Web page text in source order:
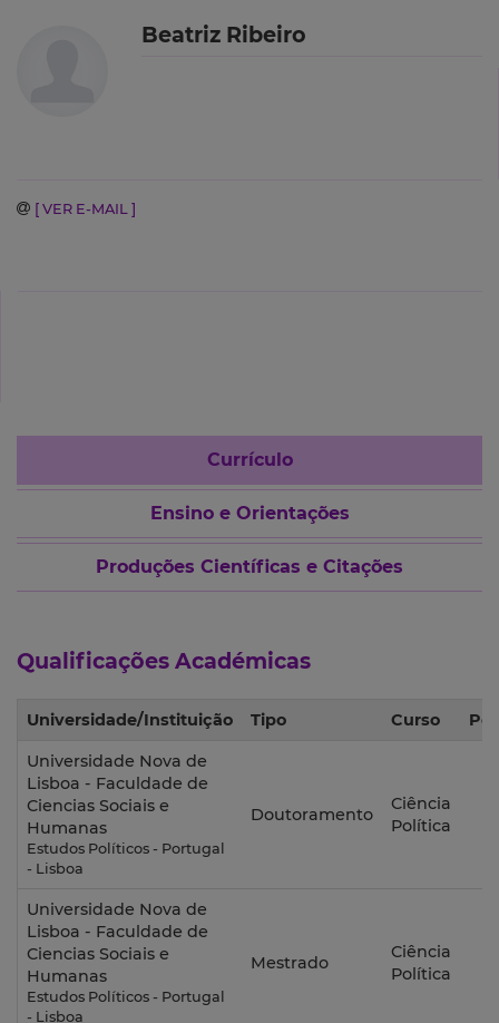
Beatriz Ribeiro
[ VER E-MAIL ]
Currículo
Ensino e Orientações
Produções Científicas e Citações
Qualificações Académicas
Universidade/Instituição Tipo Curso
Universidade Nova de
Lisboa - Faculdade de
Ciencias Sociais e
Humanas
Estudos Políticos - Portugal
- Lisboa
Doutoramento
Ciência
Política
Universidade Nova de
Lisboa - Faculdade de
Ciencias Sociais e
Humanas
Estudos Políticos - Portugal
- Lisboa
Mestrado
Ciência
Política